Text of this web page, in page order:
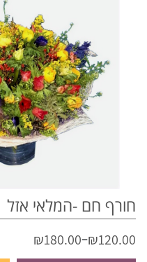
חורף חם -המלאי אזל
₪120.00
–
₪180.00